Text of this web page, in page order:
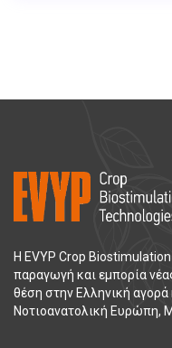
Η EVYP Crop
παραγωγή και εμπορία
θέση στην Ελληνική
Νοτιοανατολική Ευρώπη,